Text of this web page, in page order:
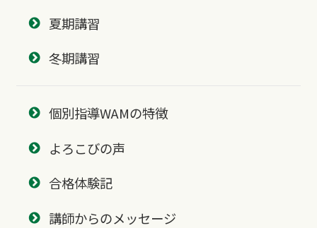
夏期講習
冬期講習
個別指導WAMの特徴
よろこびの声
合格体験記
講師からのメッセージ